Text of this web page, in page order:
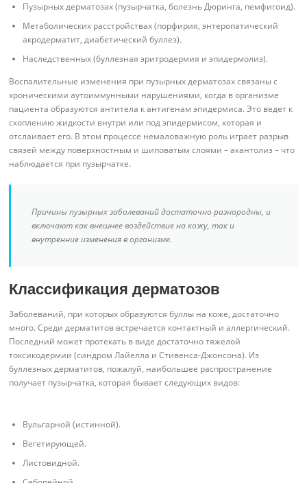
Пузырных дерматозах (пузырчатка, болезнь Дюринга, пемфигоид).
Метаболических расстройствах (порфирия, энтеропатический
акродерматит, диабетический буллез).
Наследственных (буллезная эритродермия и эпидермолиз).
Воспалительные изменения при пузырных дерматозах связаны с
хроническими аутоиммунными нарушениями, когда в организме
пациента образуются антитела к антигенам эпидермиса. Это ведет к
скоплению жидкости внутри или под эпидермисом, которая и
отслаивает его. В этом процессе немаловажную роль играет разрыв
связей между поверхностным и шиповатым слоями – акантолиз – что
наблюдается при пузырчатке.
Причины пузырных заболеваний достаточно разнородны, и
включают как внешнее воздействие на кожу, так и
внутренние изменения в организме.
Классификация дерматозов
Заболеваний, при которых образуются буллы на коже, достаточно
много. Среди дерматитов встречается контактный и аллергический.
Последний может протекать в виде достаточно тяжелой
токсикодермии (синдром Лайелла и Стивенса-Джонсона). Из
буллезных дерматитов, пожалуй, наибольшее распространение
получает пузырчатка, которая бывает следующих видов:
Вульгарной (истинной).
Вегетирующей.
Листовидной.